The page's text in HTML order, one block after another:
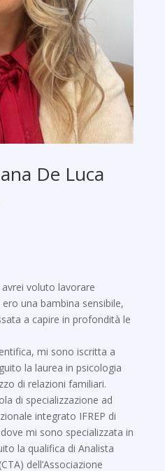
De Luca
voluto lavorare
una bambina sensibile,
a capire in profondità le
mi sono iscritta a
la laurea in psicologia
di relazioni familiari.
di specializzazione ad
integrato IFREP di
mi sono specializzata in
la qualifica di Analista
dell’Associazione